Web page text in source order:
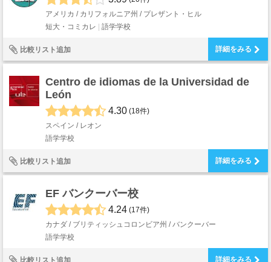
アメリカ / カリフォルニア州 / プレザント・ヒル
短大・コミカレ
語学学校
比較リスト追加 詳細をみる
Centro de idiomas de la Universidad de
León
4.30 (18件)
スペイン / レオン
語学学校
比較リスト追加 詳細をみる
EF バンクーバー校
4.24 (17件)
カナダ / ブリティッシュコロンビア州 / バンクーバー
語学学校
比較リスト追加 詳細をみる